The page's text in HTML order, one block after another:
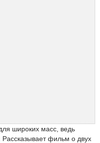
широких масс, ведь
фильм о двух